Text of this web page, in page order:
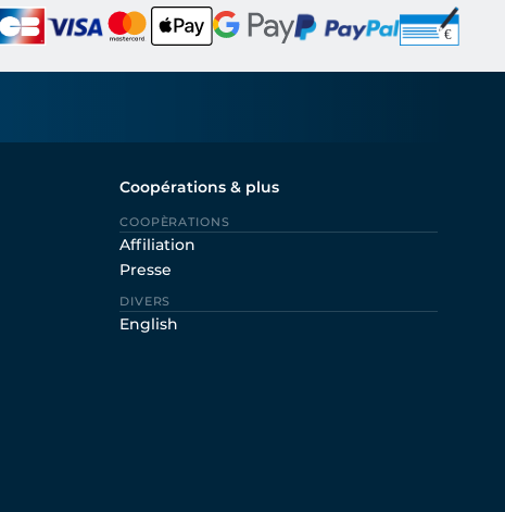
Coopérations & plus
COOPÈRATIONS
Affiliation
Presse
DIVERS
English